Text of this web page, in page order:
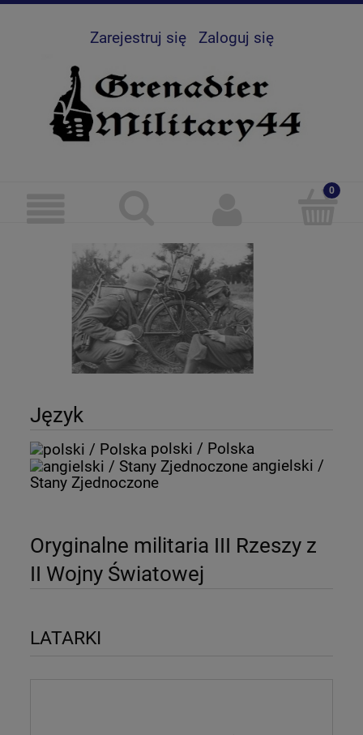
Zarejestruj się Zaloguj się
Język
polski / Polska
angielski /
Stany Zjednoczone
Oryginalne militaria III Rzeszy z
II Wojny Światowej
LATARKI